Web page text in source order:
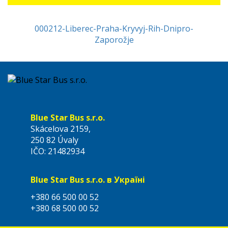
000212-Liberec-Praha-Kryvyj-Rih-Dnipro-
Zaporožje
Blue Star Bus s.r.o.
Skácelova 2159,
250 82 Úvaly
IČO: 21482934
Blue Star Bus s.r.o. в Українi
+380 66 500 00 52
+380 68 500 00 52